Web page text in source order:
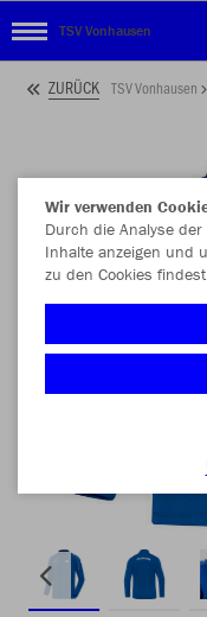
TSV Vonhausen
ZURÜCK TSV Vonhausen
Wir verwenden
Durch die Analyse
Inhalte anzeigen und
zu den Cookies